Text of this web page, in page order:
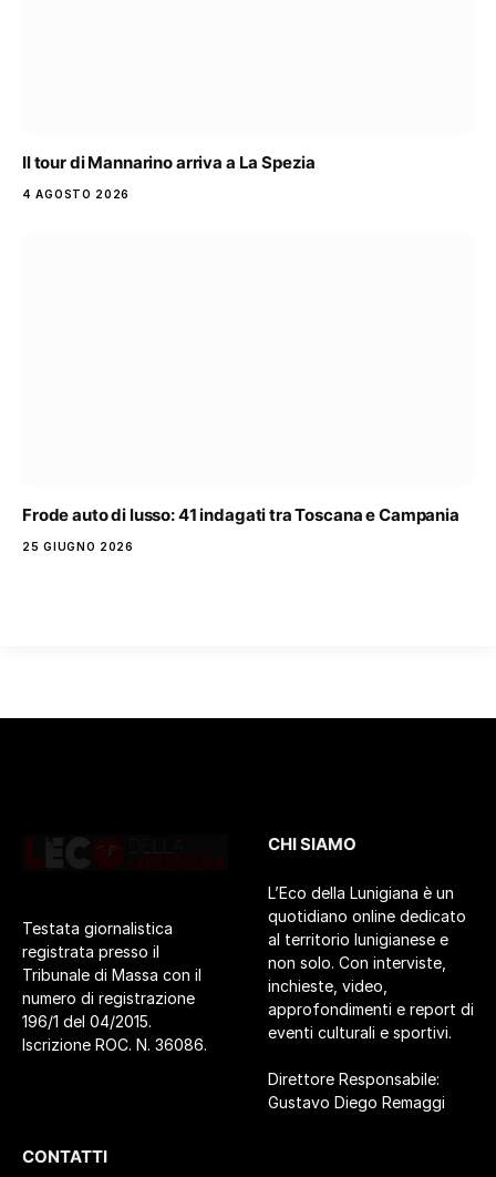
Il tour di Mannarino arriva a La Spezia
4 AGOSTO 2026
Frode auto di lusso: 41 indagati tra Toscana e Campania
25 GIUGNO 2026
Testata giornalistica
registrata presso il
Tribunale di Massa con il
numero di registrazione
196/1 del 04/2015.
Iscrizione ROC. N. 36086.
CHI SIAMO
L’Eco della Lunigiana è un
quotidiano online dedicato
al territorio lunigianese e
non solo. Con interviste,
inchieste, video,
approfondimenti e report di
eventi culturali e sportivi.
Direttore Responsabile:
Gustavo Diego Remaggi
CONTATTI